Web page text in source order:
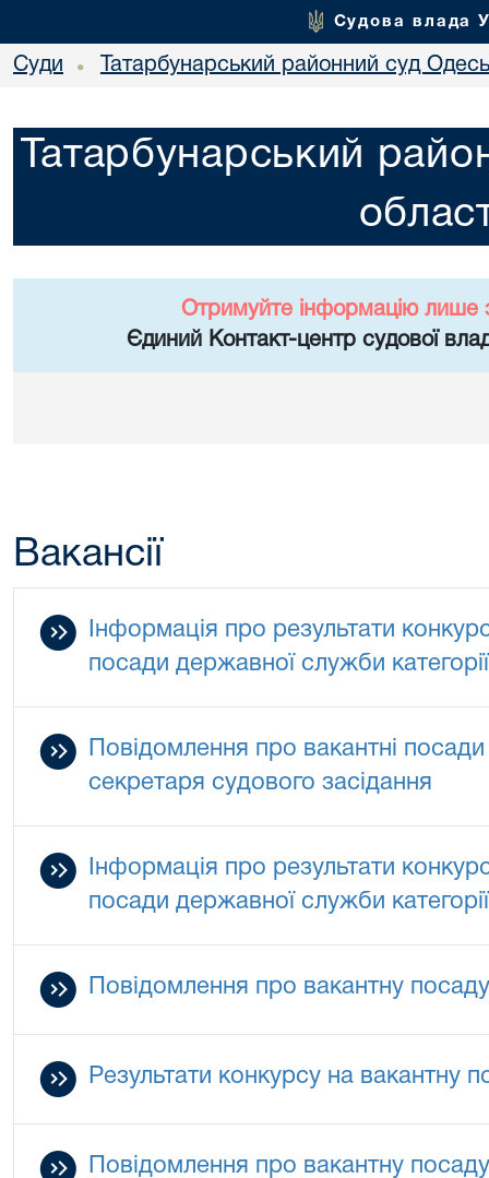
Судова влада
Суди • Татарбунарський районний суд
Татарбунарський
Отримуйте інформацію лише
Єдиний Контакт-центр судової
Вакансії
Інформація про результати
посади державної служби
Повідомлення про вакантні
секретаря судового засідання
Інформація про результати
посади державної служби
Повідомлення про вакантну
Результати конкурсу на вакантну
Повідомлення про вакантну